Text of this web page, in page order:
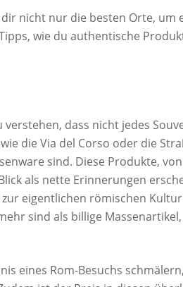
nicht nur die besten Orte, um
wie du authentische
verstehen, dass nicht jedes
die Via del Corso oder die
sind. Diese Produkte,
als nette Erinnerungen
eigentlichen römischen
sind als billige
eines Rom-Besuchs